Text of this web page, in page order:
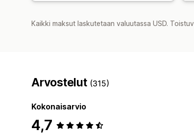
Kaikki maksut laskutetaan valuutassa USD.
Arvostelut (315)
Kokonaisarvio
4,7